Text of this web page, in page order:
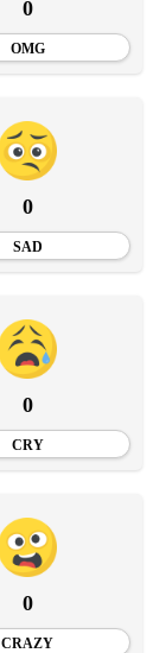
0
OMG
0
SAD
0
CRY
0
CRAZY